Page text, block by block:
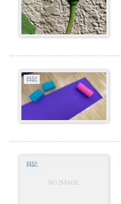
日記
日記